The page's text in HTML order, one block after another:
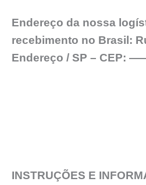
Endereço da nossa
recebimento no Brasil:
Endereço / SP – CEP:
INSTRUÇÕES E